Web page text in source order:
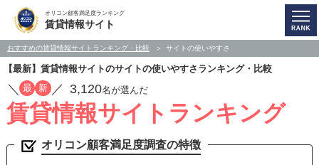
オリコン顧客満足度ランキング
賃貸情報サイト
おすすめの賃貸情報サイトランキング・比較 サイトの使いやすさ
【最新】賃貸情報サイトのサイトの使いやすさランキング・比較
／ 最 新 ／ 3,120名が選んだ
賃貸情報サイトランキング
オリコン顧客満足度調査の特徴